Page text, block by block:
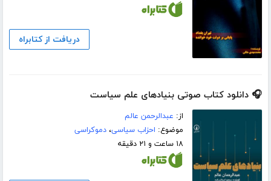
دریافت از کتابراه
🎧 دانلود کتاب صوتی بنیادهای علم سیاست
از: عبدالرحمن عالم
موضوع: احزاب سیاسی،دموکراسی
۱۸ ساعت و ۲۱ دقیقه